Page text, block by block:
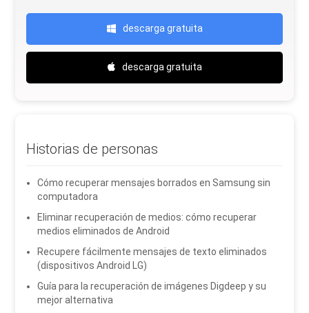
descarga gratuita
descarga gratuita
Historias de personas
Cómo recuperar mensajes borrados en Samsung sin
computadora
Eliminar recuperación de medios: cómo recuperar
medios eliminados de Android
Recupere fácilmente mensajes de texto eliminados
(dispositivos Android LG)
Guía para la recuperación de imágenes Digdeep y su
mejor alternativa